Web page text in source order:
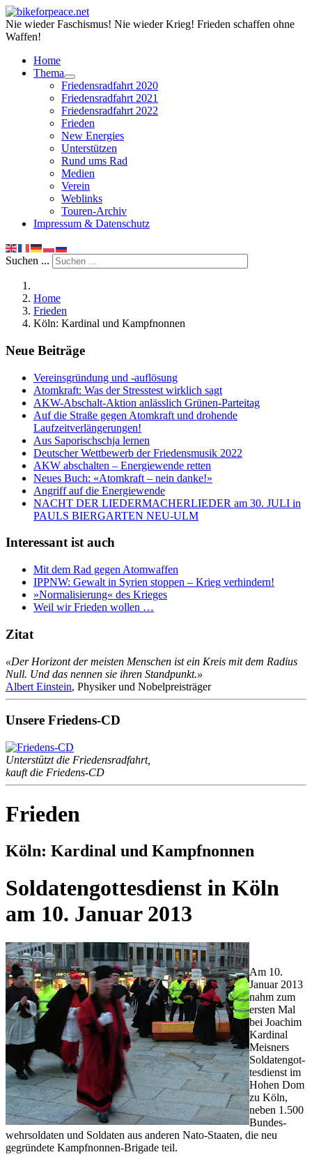
Nie wieder Faschismus! Nie wieder Krieg! Frieden schaffen ohne
Waffen!
Home
Thema
Friedensradfahrt 2020
Friedensradfahrt 2021
Friedensradfahrt 2022
Frieden
New Energies
Unterstützen
Rund ums Rad
Medien
Verein
Weblinks
Touren-Archiv
Impressum & Datenschutz
Suchen ...
Home
Frieden
Köln: Kardinal und Kampfnonnen
Neue Beiträge
Vereinsgründung und -auflösung
Atomkraft: Was der Stresstest wirklich sagt
AKW-Abschalt-Aktion anlässlich Grünen-Parteitag
Auf die Straße gegen Atomkraft und drohende
Laufzeitverlängerungen!
Aus Saporischschja lernen
Deutscher Wettbewerb der Friedensmusik 2022
AKW abschalten – Energiewende retten
Neues Buch: «Atomkraft – nein danke!»
Angriff auf die Energiewende
NACHT DER LIEDERMACHERLIEDER am 30. JULI in
PAULS BIERGARTEN NEU-ULM
Interessant ist auch
Mit dem Rad gegen Atomwaffen
IPPNW: Gewalt in Syrien stoppen – Krieg verhindern!
»Normalisierung« des Krieges
Weil wir Frieden wollen …
Zitat
«Der Horizont der meisten Menschen ist ein Kreis mit dem Radius
Null. Und das nennen sie ihren Standpunkt.»
Albert Einstein, Physiker und Nobelpreisträger
Unsere Friedens-CD
Unterstützt die Friedensradfahrt,
kauft die Friedens-CD
Frieden
Köln: Kardinal und Kampfnonnen
Soldatengottesdienst in Köln
am 10. Januar 2013
Am 10.
Januar 2013
nahm zum
ersten Mal
bei Joachim
Kardinal
Meisners
Solda­ten­got­
tes­dienst im
Hohen Dom
zu Köln,
neben 1.500
Bun­des­
wehr­sol­da­ten und Solda­ten aus anderen Nato-Staaten, die neu
gegrün­dete Kampf­non­nen-Brigade teil.